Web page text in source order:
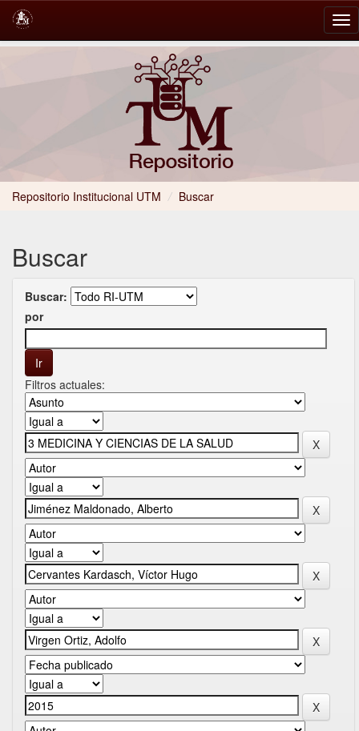
Repositorio Institucional UTM / Buscar
Buscar
Buscar:
por
Filtros actuales: